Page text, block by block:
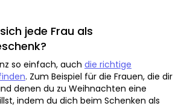
jede Frau als
so einfach, auch die richtige
. Zum Beispiel für die Frauen, die dir
denen du zu Weihnachten eine
indem du dich beim Schenken als